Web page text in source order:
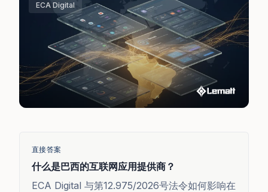
ECA Digital
直接答案
什么是巴西的互联网应用提供商？
ECA Digital 与第12.975/2026号法令如何影响在